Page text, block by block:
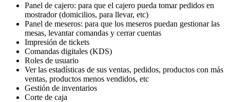
Panel de cajero: para que el cajero pueda tomar pedidos en
mostrador (domicilios, para llevar, etc)
Panel de meseros: para que los meseros puedan gestionar las
mesas, levantar comandas y cerrar cuentas
Impresión de tickets
Comandas digitales (KDS)
Roles de usuario
Ver las estadísticas de sus ventas, pedidos, productos con más
ventas, productos menos vendidos, etc
Gestión de inventarios
Corte de caja